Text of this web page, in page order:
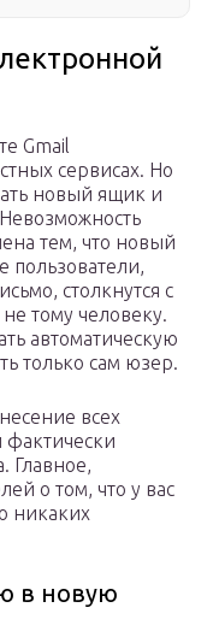
Gmail
сервисах. Но
новый ящик и
тем, что новый
пользователи,
столкнутся с
тому человеку.
автоматическую
только сам юзер.
всех
фактически
Главное,
о том, что у вас
никаких
в новую